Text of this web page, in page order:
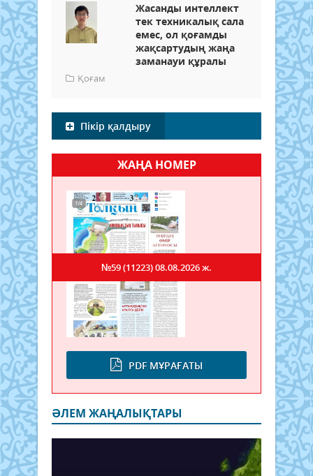
Жасанды интеллект
тек техникалық сала
емес, ол қоғамды
жақсартудың жаңа
заманауи құралы
Қоғам
Пікір қалдыру
ЖАҢА НОМЕР
PDF МҰРАҒАТЫ
№59 (11223)08.08.2026 ж.
ӘЛЕМ ЖАҢАЛЫҚТАРЫ